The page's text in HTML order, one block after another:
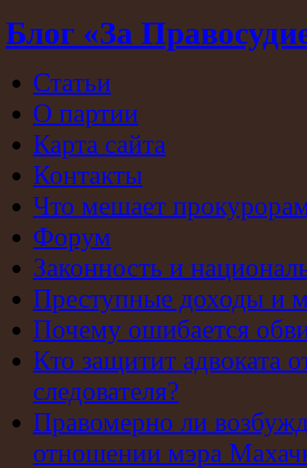
Блог «За
Статьи
О партии
Карта сайта
Контакты
Что мешает
Форум
Законность и
Преступные доходы и
Почему ошибается
Кто защитит адвоката
следователя?
Правомерно ли
отношении мэра